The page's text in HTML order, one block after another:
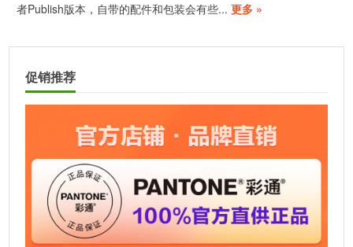
者Publish版本，自带的配件和包装会有些...更多 »
促销推荐